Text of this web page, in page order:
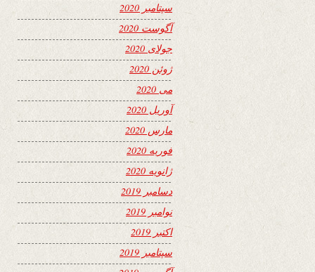
سپتامبر 2020
آگوست 2020
جولای 2020
ژوئن 2020
می 2020
آوریل 2020
مارس 2020
فوریه 2020
ژانویه 2020
دسامبر 2019
نوامبر 2019
اکتبر 2019
سپتامبر 2019